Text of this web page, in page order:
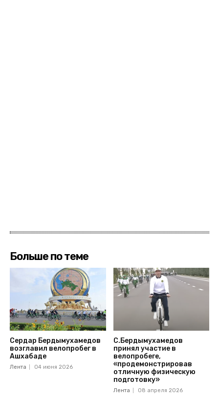
Больше по теме
Сердар Бердымухамедов
возглавил велопробег в
Ашхабаде
Лента 04 июня 2026
С.Бердымухамедов
принял участие в
велопробеге,
«продемонстрировав
отличную физическую
подготовку»
Лента 08 апреля 2026